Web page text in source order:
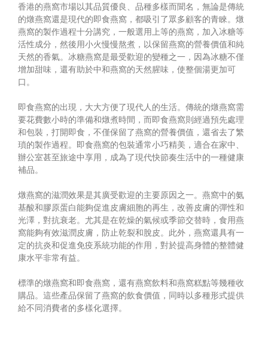
香港的燕窩市場以其品質優良、品種多樣而聞名，無論是傳統
的燉燕窩還是現代的即食燕窩，都吸引了眾多顧客的青睞。燉
燕窩的製作過程十分講究，一般選用上等的燕窩，加入冰糖等
活性成分，然後用小火慢慢熬煮，以保留燕窩的營養價值和純
天然的香氣。冰糖燕窩是最受歡迎的變種之一，因為冰糖不僅
增加甜味，還有助於中和燕窩的天然腥味，使整個湯更加可
口。
即食燕窩的出現，大大方便了現代人的生活。傳統的燉燕窩需
要花費數小時的準備和燉煮時間，而即食燕窩則經過預先處理
和包裝，打開即食，不僅保留了燕窩的營養價值，還省去了繁
瑣的製作過程。即食燕窩的包裝通常小巧精美，適合在家中、
辦公室甚至旅途中享用，成為了現代快節奏生活中的一種健康
補品。
燉燕窩的滋潤效果是其廣受歡迎的主要原因之一。燕窩中的氨
基酸和膠原蛋白能夠促進皮膚細胞的再生，改善皮膚的彈性和
光澤，對抗衰老。尤其是在乾燥的氣候或季節交替時，食用燕
窩能夠有效滋潤皮膚，防止乾裂和脫皮。此外，燕窩還具有一
定的抗炎和促進免疫系統功能的作用，對於提高身體的整體健
康水平非常有益。
標準的燉燕窩和即食燕窩，還有燕窩飲料和燕窩糕點等幾種收
購品。這些產品保留了燕窩的飲食價值，同時以多種形式提供
給不同消費者的多樣化選擇。